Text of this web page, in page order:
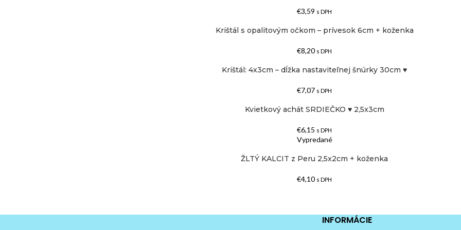
€3,59 s DPH
Krištál s opalitovým očkom – prívesok 6cm + koženka
€8,20 s DPH
Krištál: 4x3cm – dĺžka nastaviteľnej šnúrky 30cm ♥
€7,07 s DPH
Kvietkový achát SRDIEČKO ♥ 2,5x3cm
€6,15 s DPH
Vypredané
ŽLTÝ KALCIT z Peru 2,5x2cm + koženka
€4,10 s DPH
INFORMÁCIE